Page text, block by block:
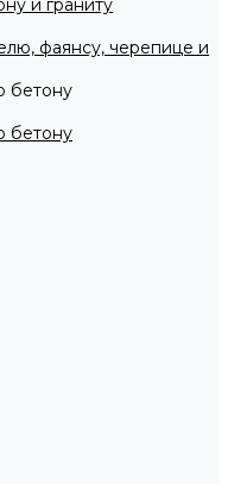
и граниту
фаянсу, черепице и
бетону
бетону